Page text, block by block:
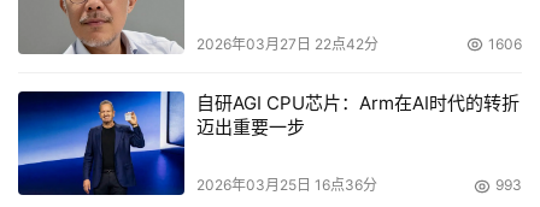
用户自定义衍生式设计（Customizable Studies，需使用
司开展项目的需求。
让我们助您迈上全新的设计之路！
2026年03月27日 22点42分 1606
自研AGI CPU芯片：Arm在AI时代的转折
迈出重要一步
2026年03月25日 16点36分 993